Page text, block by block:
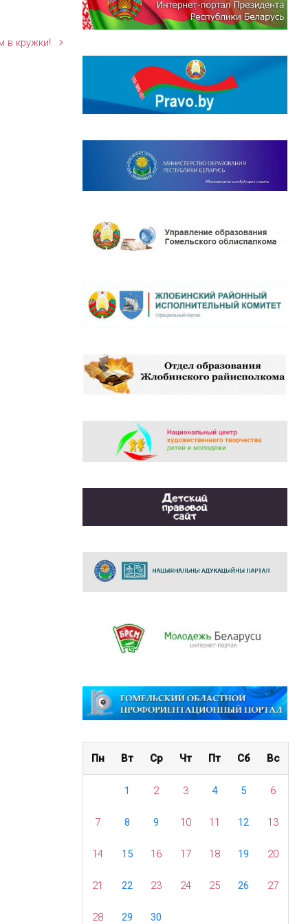
в кружки!
Пн Вт Ср Чт Пт Сб Вс
1 2 3 4 5 6
7 8 9 10 11 12 13
14 15 16 17 18 19 20
21 22 23 24 25 26 27
28 29 30